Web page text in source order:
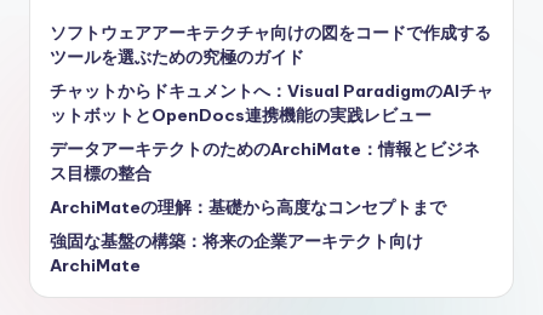
ソフトウェアアーキテクチャ向けの図をコードで作成する
ツールを選ぶための究極のガイド
チャットからドキュメントへ：Visual ParadigmのAIチャ
ットボットとOpenDocs連携機能の実践レビュー
データアーキテクトのためのArchiMate：情報とビジネ
ス目標の整合
ArchiMateの理解：基礎から高度なコンセプトまで
強固な基盤の構築：将来の企業アーキテクト向け
ArchiMate